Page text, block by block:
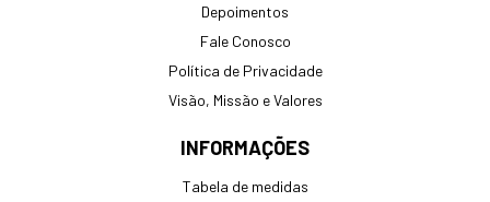
Depoimentos
Fale Conosco
Política de Privacidade
Visão, Missão e Valores
INFORMAÇÕES
Tabela de medidas